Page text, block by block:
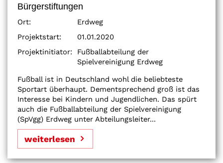
Bürgerstiftungen
Ort:
Erdweg
Projektstart:
01.01.2020
Projektinitiator:
Fußballabteilung der
Spielvereinigung Erdweg
Fußball ist in Deutschland wohl die beliebteste
Sportart überhaupt. Dementsprechend groß ist das
Interesse bei Kindern und Jugendlichen. Das spürt
auch die Fußballabteilung der Spielvereinigung
(SpVgg) Erdweg unter Abteilungsleiter...
weiterlesen